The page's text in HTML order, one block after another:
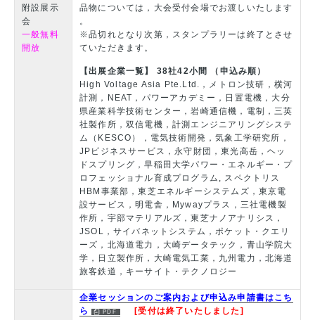
附設展示
会
一般無料
開放
品物については，大会受付会場でお渡しいたします
。
※品切れとなり次第，スタンプラリーは終了とさせ
ていただきます。
【出展企業一覧】 38社42小間 （申込み順）
High Voltage Asia Pte.Ltd.，メトロン技研，横河
計測，NEAT，パワーアカデミー，日置電機，大分
県産業科学技術センター，岩崎通信機，電制，三英
社製作所，双信電機，計測エンジニアリングシステ
ム（KESCO），電気技術開発，気象工学研究所，
JPビジネスサービス，永守財団，東光高岳，ヘッ
ドスプリング，早稲田大学パワー・エネルギー・プ
ロフェッショナル育成プログラム, スペクトリス
HBM事業部，東芝エネルギーシステムズ，東京電
設サービス，明電舎，Mywayプラス，三社電機製
作所，宇部マテリアルズ，東芝ナノアナリシス，
JSOL，サイバネットシステム，ポケット・クエリ
ーズ，北海道電力，大崎データテック，青山学院大
学，日立製作所，大崎電気工業，九州電力，北海道
旅客鉄道，キーサイト・テクノロジー
企業セッションのご案内および申込み申請書はこち
ら
[受付は終了いたしました]